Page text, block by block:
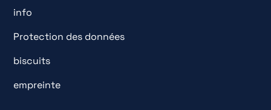
info
Protection des données
biscuits
empreinte